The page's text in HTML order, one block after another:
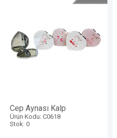
Cep Aynası Kalp
Ürün Kodu: C0618
Stok: 0